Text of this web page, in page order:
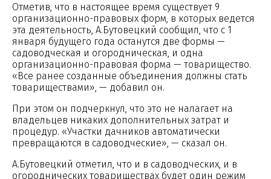
Отметив, что в настоящее время существует 9
организационно-правовых форм, в которых ведется
эта деятельность, А.Бутовецкий сообщил, что с 1
января будущего года останутся две формы —
садоводческая и огородническая, и одна
организационно-правовая форма — товарищество.
«Все ранее созданные объединения должны стать
товариществами», — добавил он.
При этом он подчеркнул, что это не налагает на
владельцев никаких дополнительных затрат и
процедур. «Участки дачников автоматически
превращаются в садоводческие», — сказал он.
А.Бутовецкий отметил, что и в садоводческих, и в
огороднических товариществах будет один режим